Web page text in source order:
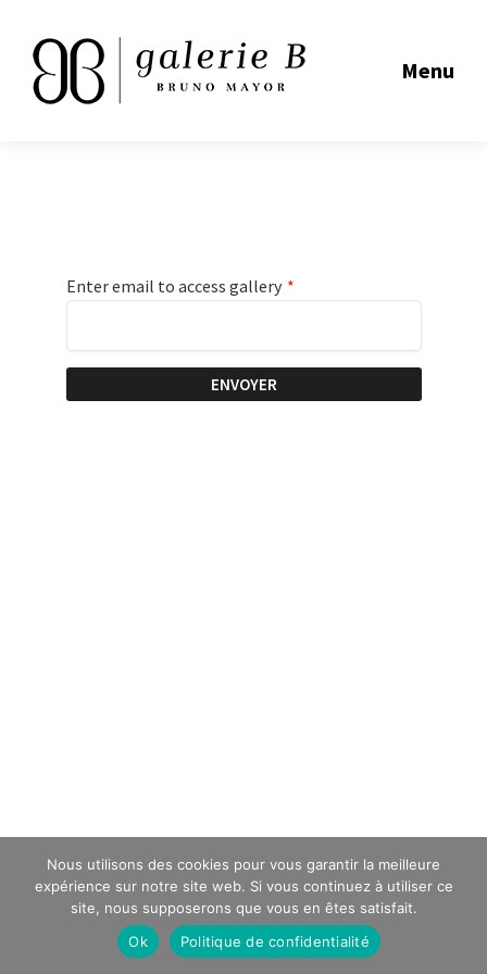
Menu
Enter email to access gallery *
ENVOYER
Nous utilisons des cookies pour vous garantir la meilleure
expérience sur notre site web. Si vous continuez à utiliser ce
site, nous supposerons que vous en êtes satisfait.
Ok
Politique de confidentialité